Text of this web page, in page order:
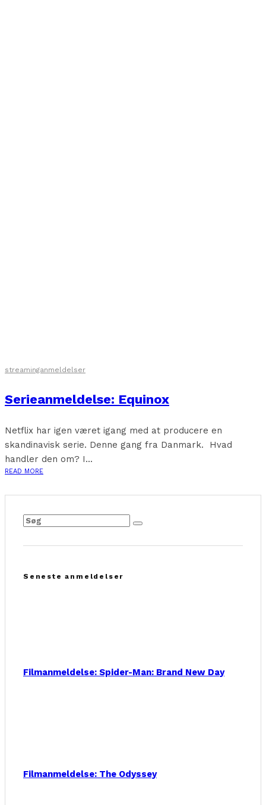
streaminganmeldelser
Serieanmeldelse: Equinox
Netflix har igen været igang med at producere en
skandinavisk serie. Denne gang fra Danmark. Hvad
handler den om? I...
READ MORE
Seneste anmeldelser
Filmanmeldelse: Spider-Man: Brand New Day
Filmanmeldelse: The Odyssey